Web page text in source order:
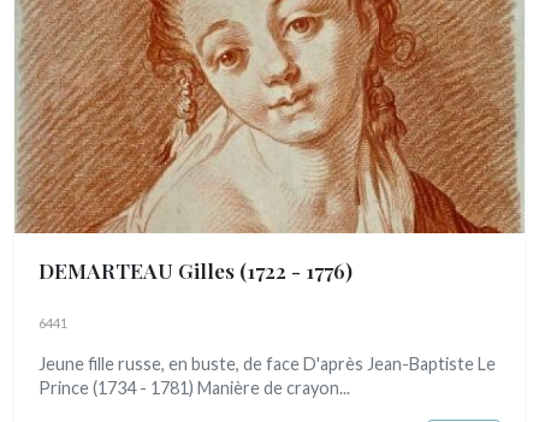
DEMARTEAU Gilles (1722 - 1776)
6441
Jeune fille russe, en buste, de face D'après Jean-Baptiste Le
Prince (1734 - 1781) Manière de crayon...